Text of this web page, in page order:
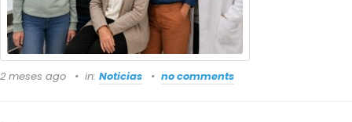
2 meses ago in: Noticias no comments